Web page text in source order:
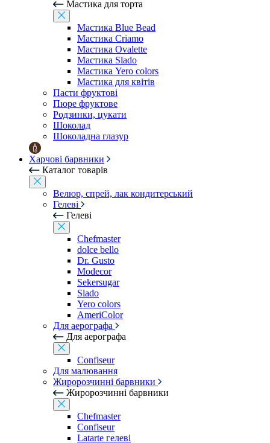
Мастика для торта
Мастика Blue Bead
Мастика Criamo
Мастика Ovalette
Мастика Slado
Мастика Yero colors
Мастика для квітів
Пасти фруктові
Пюре фруктове
Родзинки, цукати
Шоколад
Шоколадна глазур
Харчові барвники
Каталог товарів
Велюр, спрей, лак кондитерський
Гелеві
Гелеві
Chefmaster
dolce bello
Dr. Gusto
Modecor
Sekersugar
Slado
Yero colors
AmeriColor
Для аерографа
Для аерографа
Confiseur
Для малювання
Жиророзчинні барвники
Жиророзчинні барвники
Chefmaster
Confiseur
Latarte гелеві